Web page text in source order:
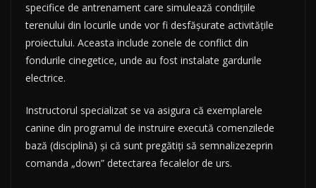
specifice de antrenament care simulează condițiile
terenului din locurile unde vor fi desfășurate activitățile
proiectului. Aceasta include zonele de conflict din
fondurile cinegetice, unde au fost instalate gardurile
electrice.
Instructorul specializat se va asigura că exemplarele
canine din programul de instruire execută comenzilede
bază (disciplină) și că sunt pregătiți să semnalizezeprin
comanda „down” detectarea fecalelor de urs.